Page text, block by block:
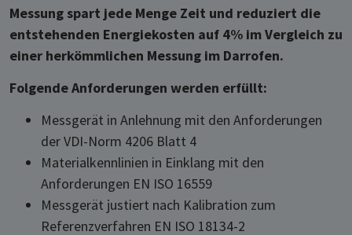
Messung spart jede Menge Zeit und reduziert die
entstehenden Energiekosten auf 4% im Vergleich zu
einer herkömmlichen Messung im Darrofen.
Folgende Anforderungen werden erfüllt:
Messgerät in Anlehnung mit den Anforderungen
der VDI-Norm 4206 Blatt 4
Materialkennlinien in Einklang mit den
Anforderungen EN ISO 16559
Messgerät justiert nach Kalibration zum
Referenzverfahren EN ISO 18134-2